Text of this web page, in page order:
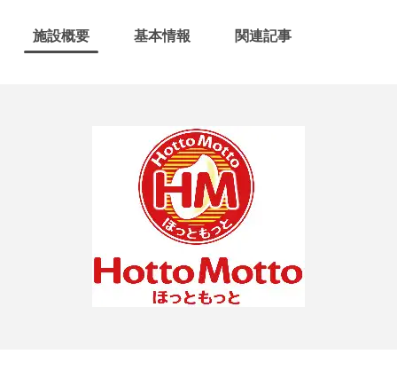
施設概要 基本情報 関連記事